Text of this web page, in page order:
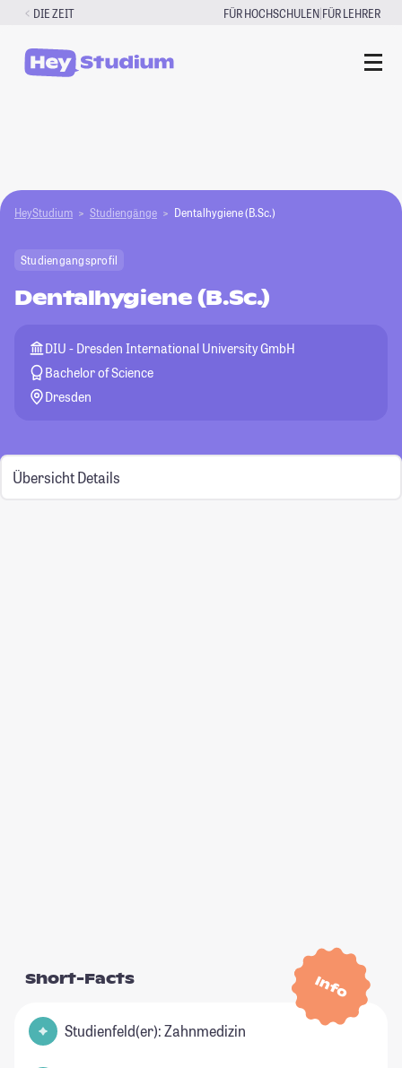
Zum
springen
DIE ZEIT FÜR HOCHSCHULEN|FÜR LEHRER
HeyStudium Studiengänge Dentalhygiene (B.Sc.)
Studiengangsprofil
Dentalhygiene (B.Sc.)
DIU - Dresden International University GmbH
Bachelor of Science
Dresden
Übersicht Details
Info
Short-Facts
Studienfeld(er): Zahnmedizin